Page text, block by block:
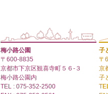
梅小路公園
〒600-8835
京都市下京区観喜寺町５６-３
梅小路公園内
TEL : 075-352-2500
子
〒
京
子